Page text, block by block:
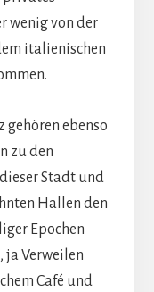
wenig von der
italienischen
gehören ebenso
zu den
Stadt und
Hallen den
Epochen
ja Verweilen
Café und